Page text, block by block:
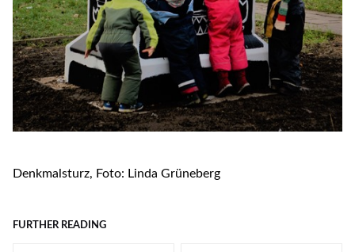
Denkmalsturz, Foto: Linda Grüneberg
FURTHER READING